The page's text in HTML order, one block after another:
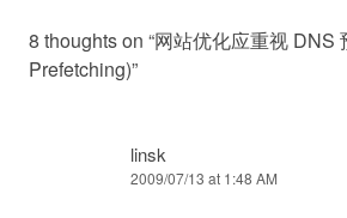
8 thoughts on “网站优化应重视 DNS
Prefetching)”
linsk
2009/07/13 at 1:48 AM